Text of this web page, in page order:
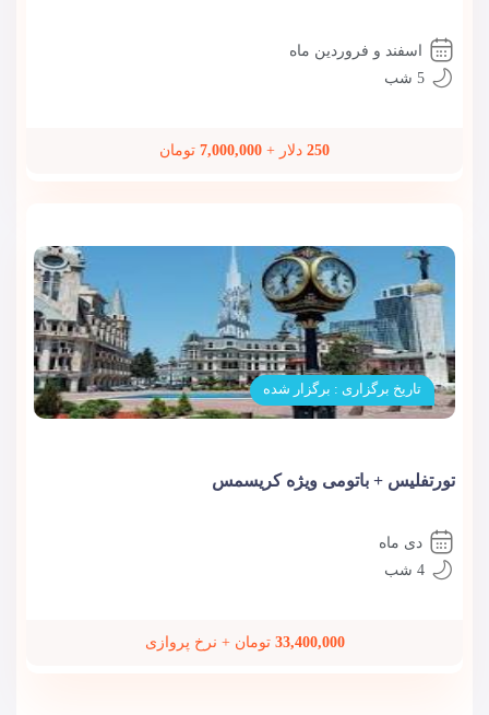
اسفند و فروردین ماه
5 شب
250 دلار + 7,000,000 تومان
تاریخ برگزاری : برگزار شده
تورتفلیس + باتومی ویژه کریسمس
دی ماه
4 شب
33,400,000 تومان + نرخ پروازی